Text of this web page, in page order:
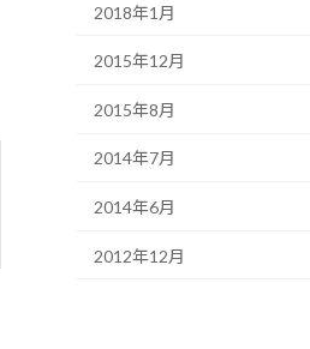
2018年1月
2015年12月
2015年8月
2014年7月
2014年6月
2012年12月